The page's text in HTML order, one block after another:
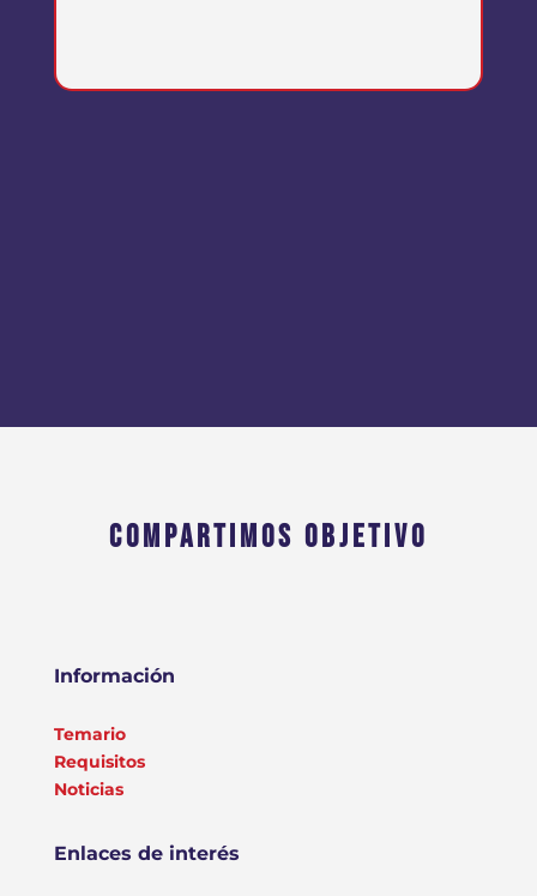
COMPARTIMOS OBJETIVO
Información
Temario
Requisitos
Noticias
Enlaces de interés